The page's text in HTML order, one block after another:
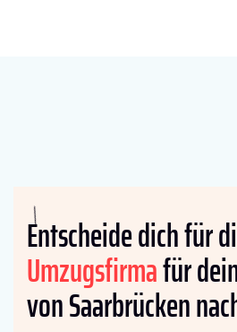
Entscheide dich für
Umzugsfirmafür
von Saarbrücken